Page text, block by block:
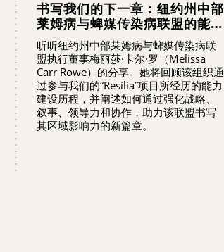
书写我们的下一章：纽约州中部
莱姆病与蜱媒传染病联盟的能力
建设历程
听听纽约州中部莱姆病与蜱媒传染病联
盟执行董事梅丽莎·卡尔·罗（Melissa
Carr Rowe）的分享。她将回顾该组织通
过参与我们的“Resilia”项目所经历的能力
建设历程，并阐述如何通过强化战略、
叙事、领导力和协作，助力该联盟书写
其区域影响力的新篇章。